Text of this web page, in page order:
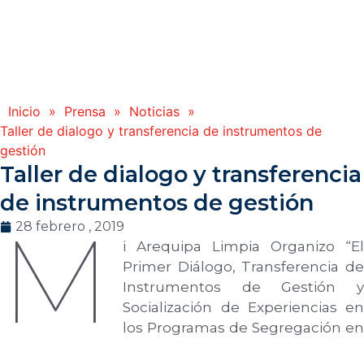
Inicio » Prensa » Noticias »
Taller de dialogo y transferencia de instrumentos de
gestión
Taller de dialogo y transferencia
de instrumentos de gestión
28 febrero , 2019
M
i Arequipa Limpia Organizo “El
Primer Diálogo, Transferencia de
Instrumentos de Gestión y
Socialización de Experiencias en
los Programas de Segregación en